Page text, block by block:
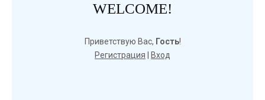
WELCOME!
Приветствую Вас, Гость!
Регистрация
Вход